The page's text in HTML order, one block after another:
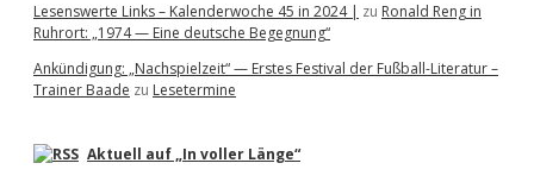
Lesenswerte Links – Kalenderwoche 45 in 2024 | zu Ronald Reng in
Ruhrort: „1974 — Eine deutsche Begegnung“
Ankündigung: „Nachspielzeit“ — Erstes Festival der Fußball-Literatur –
Trainer Baade zu Lesetermine
Aktuell auf „In voller Länge“